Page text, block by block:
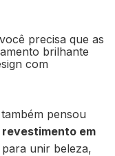
precisa que as
brilhante
com
pensou
revestimento em
unir beleza,